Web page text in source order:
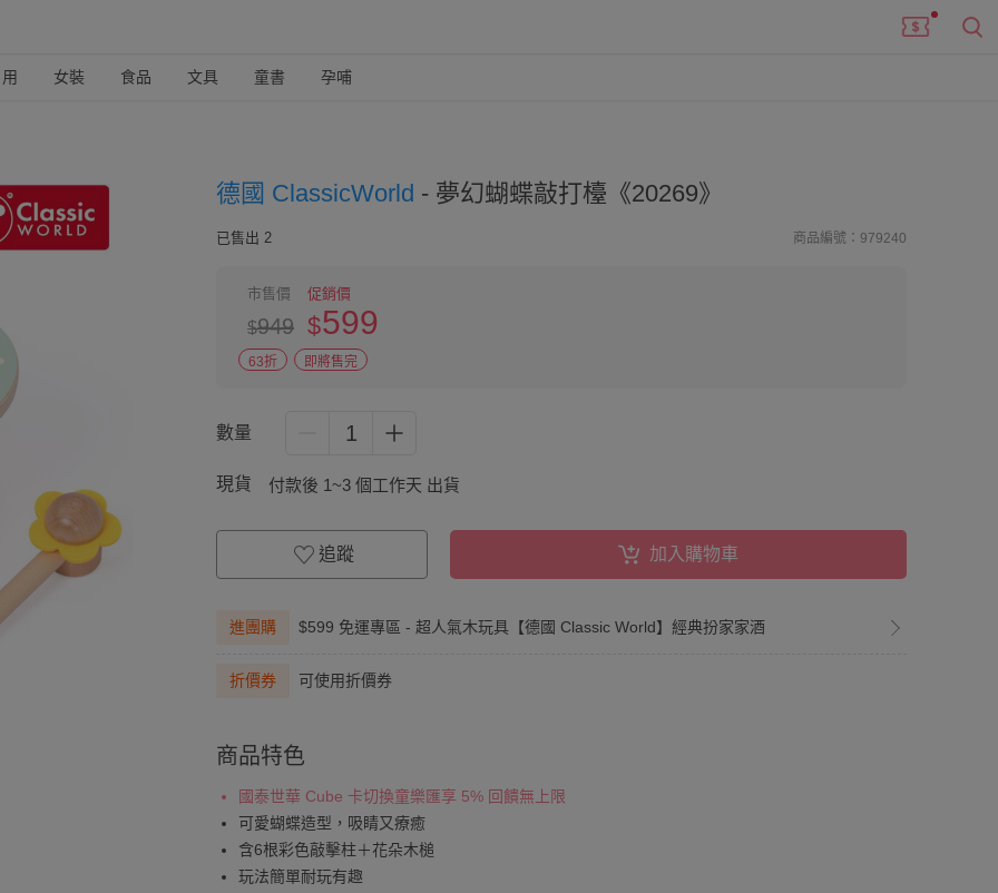
女裝 食品 文具 童書 孕哺
德國 ClassicWorld - 夢幻蝴蝶敲打檯《20269》
已售出 2 商品編號：979240
市售價
$949
促銷價
$599
63折 即將售完
數量 1
現貨 付款後 1~3 個工作天 出貨
追蹤 加入購物車
進團購 $599 免運專區 - 超人氣木玩具【德國 Classic World】經典扮家家酒
折價券 可使用折價券
商品特色
國泰世華 Cube 卡切換童樂匯享 5% 回饋無上限
可愛蝴蝶造型，吸睛又療癒
含6根彩色敲擊柱＋花朵木槌
玩法簡單耐玩有趣